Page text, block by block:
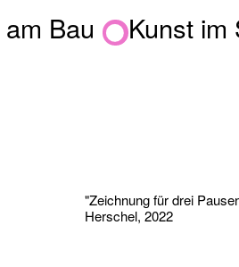
am Bau Kunst im
"Zeichnung für drei
Herschel, 2022